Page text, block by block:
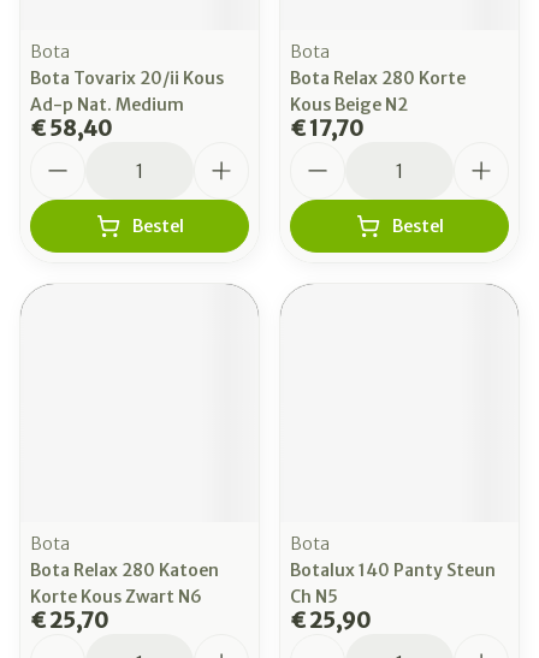
Bota
Bota Tovarix 20/ii Kous
Ad-p Nat. Medium
€ 58,40
Bestel
Bota
Bota Relax 280 Korte
Kous Beige N2
€ 17,70
Bestel
Bota
Bota Relax 280 Katoen
Korte Kous Zwart N6
€ 25,70
Bota
Botalux 140 Panty Steun
Ch N5
€ 25,90